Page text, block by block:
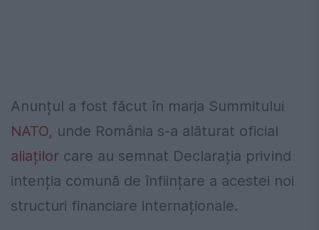
Anunțul a fost făcut în marja Summitului
NATO, unde România s-a alăturat oficial
aliaților care au semnat Declarația privind
intenția comună de înființare a acestei noi
structuri financiare internaționale.